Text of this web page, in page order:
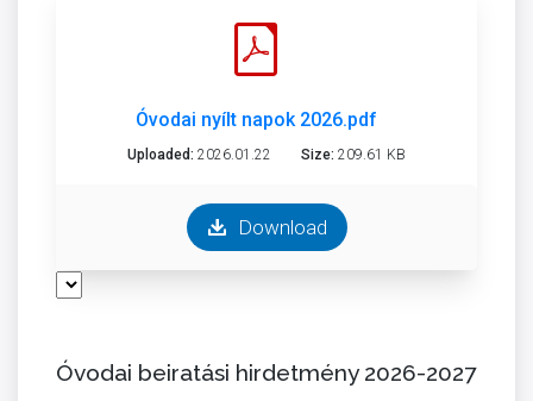
Óvodai nyílt napok 2026.pdf
Uploaded: 2026.01.22 Size: 209.61 KB
Download
Óvodai beiratási hirdetmény 2026-2027